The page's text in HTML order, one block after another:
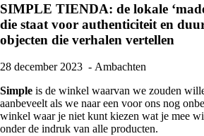
SIMPLE TIENDA: de lokale
die staat voor authenticiteit en
objecten die verhalen vertellen
28 december 2023 - Ambachten
Simple is de winkel waarvan we zouden
aanbeveelt als we naar een voor ons nog
winkel waar je niet kunt kiezen wat je mee
onder de indruk van alle producten.